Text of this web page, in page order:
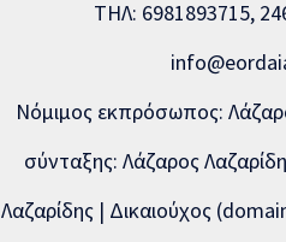
ΤΗΛ: 6981893715,
Νόμιμος εκπρόσωπος:
σύνταξης: Λάζαρος
Λαζαρίδης | Δικαιούχος